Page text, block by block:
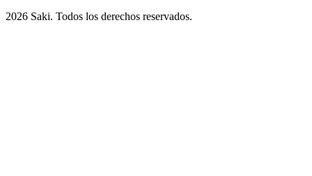
2026 Saki. Todos los derechos reservados.